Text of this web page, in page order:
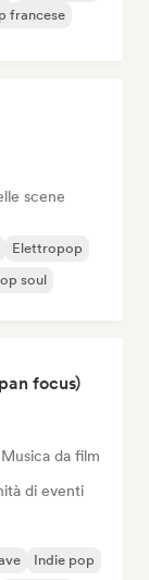
francese
scene
Elettropop
soul
focus)
Musica da film
di eventi
Indie pop